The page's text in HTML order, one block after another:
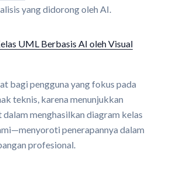
yang didorong oleh AI.
UML Berbasis AI oleh Visual
bagi pengguna yang fokus pada
teknis, karena menunjukkan
menghasilkan diagram kelas
penerapannya dalam
profesional.